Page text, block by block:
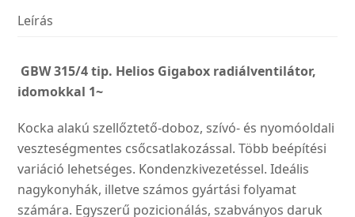
Leírás
GBW 315/4 tip. Helios Gigabox radiálventilátor,
idomokkal 1~
Kocka alakú szellőztető-doboz, szívó- és nyomóoldali
veszteségmentes csőcsatlakozással. Több beépítési
variáció lehetséges. Kondenzkivezetéssel. Ideális
nagykonyhák, illetve számos gyártási folyamat
számára. Egyszerű pozicionálás, szabványos daruk